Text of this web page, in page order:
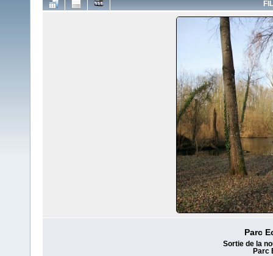
Parc
Sortie de la
Parc